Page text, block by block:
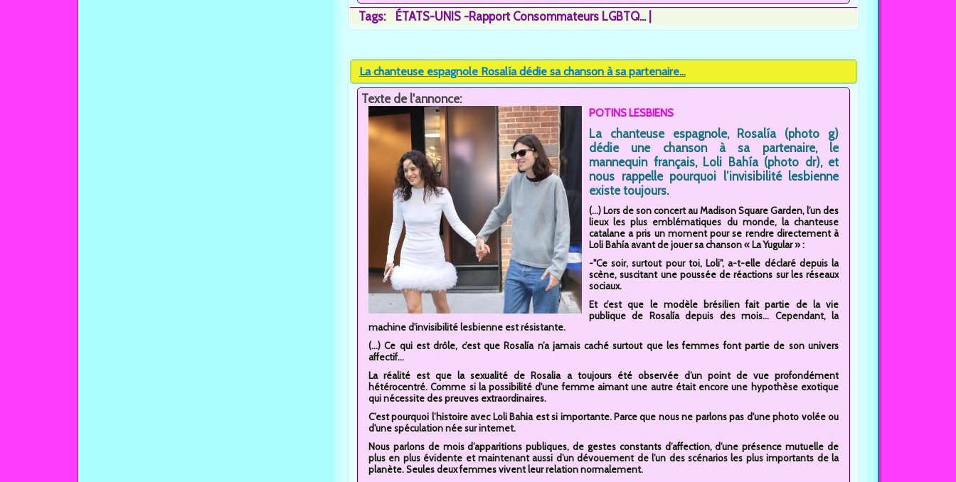
Tags:
ÉTATS-UNIS -Rapport Consommateurs LGBTQ...
La chanteuse espagnole Rosalía dédie sa chanson à sa partenaire...
Texte de l'annonce:
POTINS LESBIENS
La chanteuse espagnole, Rosalía (photo g)
dédie une chanson à sa partenaire, le
mannequin français, Loli Bahía (photo dr), et
nous rappelle pourquoi l’invisibilité lesbienne
existe toujours.
(...) Lors de son concert au Madison Square Garden, l’un des
lieux les plus emblématiques du monde, la chanteuse
catalane a pris un moment pour se rendre directement à
Loli Bahía avant de jouer sa chanson « La Yugular » :
-"Ce soir, surtout pour toi, Loli", a-t-elle déclaré depuis la
scène, suscitant une poussée de réactions sur les réseaux
sociaux.
Et c’est que le modèle brésilien fait partie de la vie
publique de Rosalía depuis des mois... Cependant, la
machine d'invisibilité lesbienne est résistante.
(...) Ce qui est drôle, c’est que Rosalía n’a jamais caché surtout que les femmes font partie de son univers
affectif...
La réalité est que la sexualité de Rosalia a toujours été observée d’un point de vue profondément
hétérocentré. Comme si la possibilité d'une femme aimant une autre était encore une hypothèse exotique
qui nécessite des preuves extraordinaires.
C’est pourquoi l’histoire avec Loli Bahia est si importante. Parce que nous ne parlons pas d'une photo volée ou
d'une spéculation née sur internet.
Nous parlons de mois d’apparitions publiques, de gestes constants d’affection, d’une présence mutuelle de
plus en plus évidente et maintenant aussi d’un dévouement de l’un des scénarios les plus importants de la
planète. Seules deux femmes vivent leur relation normalement.